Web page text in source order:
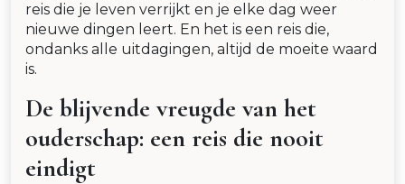
reis die je leven verrijkt en je elke dag weer
nieuwe dingen leert. En het is een reis die,
ondanks alle uitdagingen, altijd de moeite waard
is.
De blijvende vreugde van het
ouderschap: een reis die nooit
eindigt